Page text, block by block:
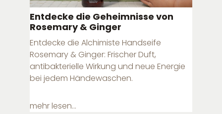
Entdecke die Geheimnisse von
Rosemary & Ginger
Entdecke die Alchimiste Handseife
Rosemary & Ginger: Frischer Duft,
antibakterielle Wirkung und neue Energie
bei jedem Händewaschen.
mehr lesen...